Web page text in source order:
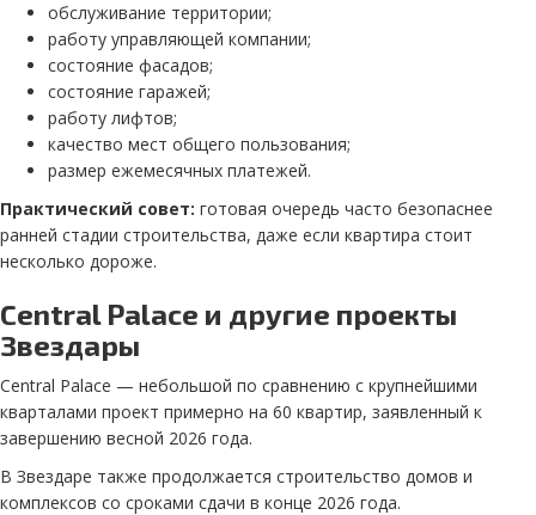
обслуживание территории;
работу управляющей компании;
состояние фасадов;
состояние гаражей;
работу лифтов;
качество мест общего пользования;
размер ежемесячных платежей.
Практический совет: готовая очередь часто безопаснее
ранней стадии строительства, даже если квартира стоит
несколько дороже.
Central Palace и другие проекты
Звездары
Central Palace — небольшой по сравнению с крупнейшими
кварталами проект примерно на 60 квартир, заявленный к
завершению весной 2026 года.
В Звездаре также продолжается строительство домов и
комплексов со сроками сдачи в конце 2026 года.